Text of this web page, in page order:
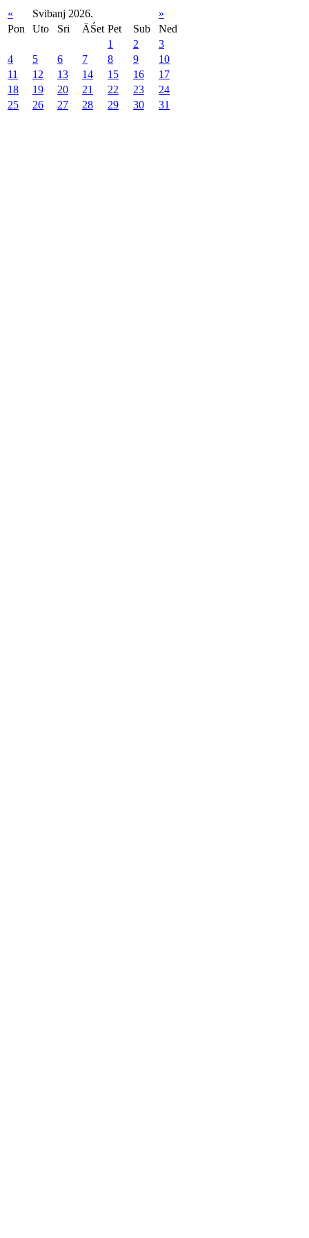
« Svibanj 2026.
»
Pon
Uto Sri ÄŚet Pet Sub
Ned
1
2
3
4
5 6 7 8 9
10
11
12 13 14 15 16
17
18
19 20 21 22 23
24
25
26 27 28 29 30 31